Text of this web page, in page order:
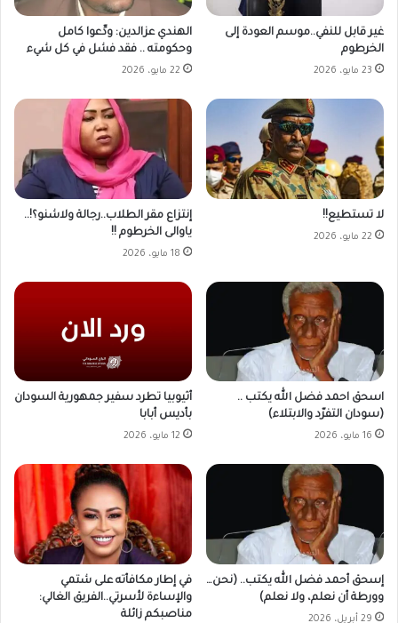
غير قابل للنفي..موسم العودة إلى
الخرطوم
23 مايو، 2026
الهندي عزالدين: ودِّعوا كامل
وحكومته .. فقد فشل في كل شيء
22 مايو، 2026
لا تستطيع!!
22 مايو، 2026
إنتزاع مقر الطلاب..رجالة ولاشنو؟!..
ياوالى الخرطوم !!
18 مايو، 2026
اسحق احمد فضل الله يكتب ..
(سودان التفرّد والابتلاء)
16 مايو، 2026
أثيوبيا تطرد سفير جمهورية السودان
بأديس أبابا
12 مايو، 2026
إسحق أحمد فضل الله يكتب.. (نحن…
وورطة أن نعلم، ولا نعلم)
29 أبريل، 2026
في إطار مكافأته على شتمي
والإساءة لأسرتي..الفريق الغالي:
مناصبكم زائلة